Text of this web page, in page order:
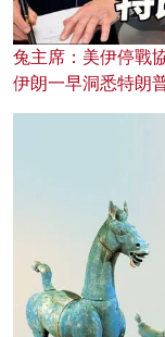
兔主席：美伊停戰
伊朗一早洞悉特朗